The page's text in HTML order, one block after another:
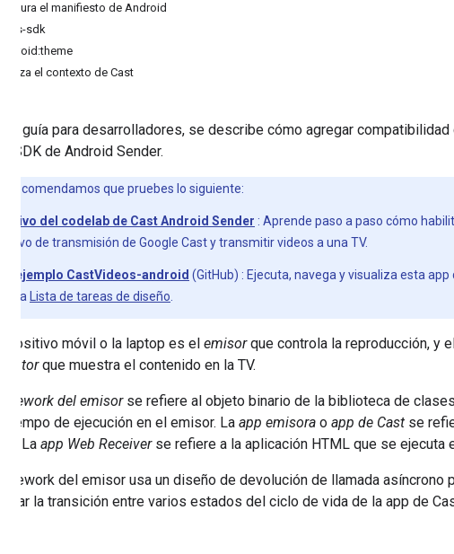
el manifiesto de Android
uses-sdk
android:theme
el contexto de Cast
guía para desarrolladores, se describe cómo agregar
el SDK de Android Sender.
recomendamos que pruebes lo siguiente:
del codelab de Cast Android Sender : Aprende paso a paso cómo
de transmisión de Google Cast y transmitir videos a una TV.
de ejemplo CastVideos-android (GitHub) : Ejecuta, navega y visualiza esta
y la Lista de tareas de diseño
móvil o la laptop es el emisorque controla la reproducción, y
que muestra el contenido en la TV.
del emisorse refiere al objeto binario de la biblioteca de
tiempo de ejecución en el emisor. La app emisora o app de Cast se
La app Web Receiverse refiere a la aplicación HTML que se ejecuta
del emisor usa un diseño de devolución de llamada
la transición entre varios estados del ciclo de vida de la app de